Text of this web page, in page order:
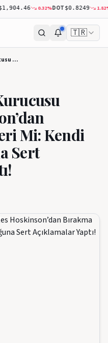
0.32%DOT$0.8249 1.82%
🇹🇷
Cardano (ADA) Kurucusu Charles Hoskinson’dan Bırakma Sinyalleri Mi: Kendi ADA Topluluğuna Sert Açıklamalar Yaptı!
Mi: Kendi
Sert